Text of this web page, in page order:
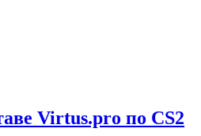
Virtus.pro по CS2